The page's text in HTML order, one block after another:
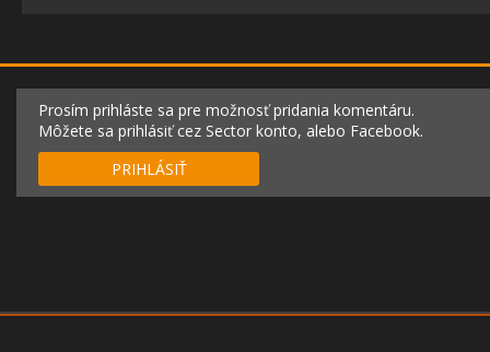
Prosím prihláste sa pre možnosť pridania komentáru.
Môžete sa prihlásiť cez Sector konto, alebo Facebook.
PRIHLÁSIŤ